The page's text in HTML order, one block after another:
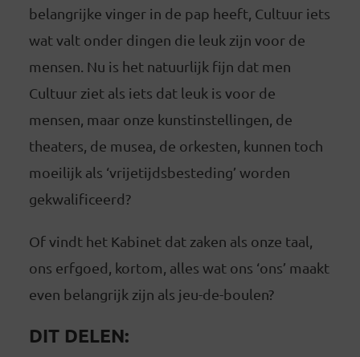
belangrijke vinger in de pap heeft, Cultuur iets
wat valt onder dingen die leuk zijn voor de
mensen. Nu is het natuurlijk fijn dat men
Cultuur ziet als iets dat leuk is voor de
mensen, maar onze kunstinstellingen, de
theaters, de musea, de orkesten, kunnen toch
moeilijk als ‘vrijetijdsbesteding’ worden
gekwalificeerd?
Of vindt het Kabinet dat zaken als onze taal,
ons erfgoed, kortom, alles wat ons ‘ons’ maakt
even belangrijk zijn als jeu-de-boulen?
DIT DELEN: